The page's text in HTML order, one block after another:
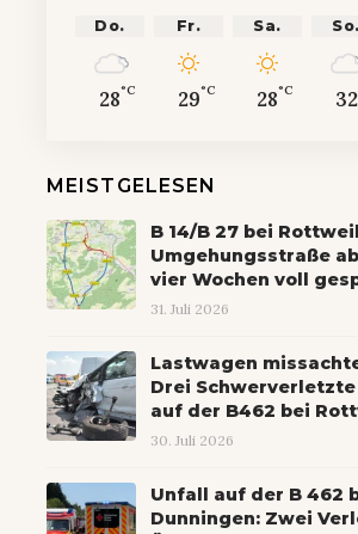
Do.
28°C
Fr.
29°C
Sa.
28°C
So.
32
MEISTGELESEN
B 14/B 27 bei
Umgehungsstraße
vier Wochen voll
31. Juli 2026
Lastwagen
Drei
auf der B462 bei
30. Juli 2026
Unfall auf der B 462
Dunningen: Zwei